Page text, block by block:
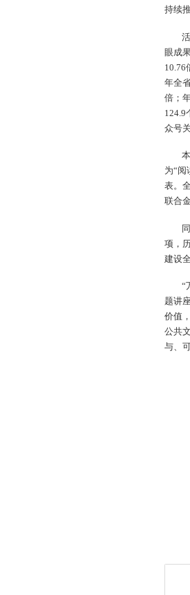
持续
眼成
10.76
年全
倍；
124.9
众号
为“阅
表。
联合
项，
建设
“
题讲
价值
公共
与、